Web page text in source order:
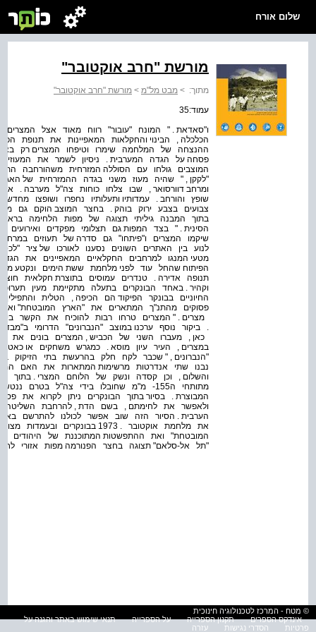
שלום אורח
מורשת "חרב אוקטובר"
מתוך: > מבט מל"מ > מורשת "חרב אוקטובר"
עמוד:35
ו"סאדאת . " המונח "עובור" רווח מאוד אצל
הכלכלה , הבינוי והחקלאות המאפיינות את תנופת
ההנצחה של המלחמה שימרו וטיפחו המצרים רק
פסחה על הגדה המערבית . ניסיון לשמר את
המוצבים גולחו עם הסוללה המזרחית משהורחבה
"לקקן , " שהיה מעוז משני בגדה ההמזרחית של
ומרחב דוורסואר , שבו צלחו כוחות צה"ל מערבה .
שופץ והורחב . עמדותיו ותעלותיו נחפרו ושופצו
צבועים בצבע ירוק בוהק . בחצר המוצב הוקם גם
הסינית . " בצד המפות גם תצלומי מפקדים
שיקמו המצרים ו"פיתחו" גם סדרה של תעוזים
לנוע בין האתרים השונים נסענו לאורכו של ציר
מטעי המנגו למרחבים החקלאיים המאפיינים את
הפיתוח שהחל עוד לפני מלחמת ששת הימים ונקטע
תנופה אדירה . טנדרים עמוסים בתוצרת חקלאית
וקהיר . באחד הבונקרים בתעלה מתקיימת מעין
החיוניים בבונקר הפיקוד הם הכיפה , הטלית
פסוקים מהתנ"ך המתארים את "הארץ המובטחת"
מצרים . " המצרים טרחו רבות להוכיח את הקשר
. ביקור נוסף ערכנו במוצב "הנברונים" הדרומי
במצרים , העיר עיון מוסא . כמגרש משחקים או
"הנברונים , " שכבר לקח חלק בהרעשת בתי
נבנו שתי אנדרטות מרשימות המתארות את האם
והשלום , וכן קסדה ונשק של הלוחם המצרי . בתוך
מתותחי ה155- מ"מ שחובלו בידי צה"ל
המבוצרת . בסיור בתוך הבונקרים ניתן לקרוא את
ולאפשר את לחימתם , בשם הדת , להרחבת השליטה
הערבית . הסיור הזה שוב אפשר לכולנו להתרשם
את מלחמת אוקטובר . 1973
המובטחת" ואת ההתפשטות המתוכננת של היהודים
"תל אל-סלאם" תצוגה בחצר הפנורמה מפות אזורי
© מטח - המרכז לטכנולוגיה חינוכית
אינדקס הספרים
תקנון הספרייה על הספרייה
תנאי שימוש באתר והגנה על
פרטיות
הסדרי נגישות עזרה